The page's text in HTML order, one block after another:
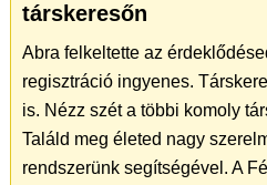
társkeresőn
Abra felkeltette az
regisztráció ingyenes.
is. Nézz szét a többi komoly
Találd meg életed nagy
rendszerünk segítségével. A